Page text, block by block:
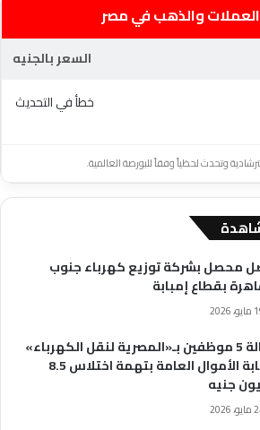
والذهب في مصر
السعر بالجنيه
خطأ في التحديث
وتحدث لحظياً وفقاً للبورصة العالمية.
محصل بشركة توزيع كهرباء جنوب
بقطاع إمبابة
2026
إحالة 5 موظفين بـ«المصرية لنقل الكهرباء»
لنيابة الأموال العامة بتهمة اختلاس 8.5
جنيه